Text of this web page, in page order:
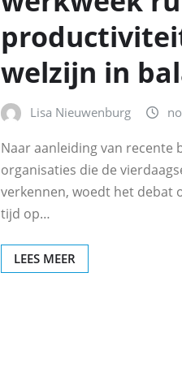
welzijn in
Lisa Nieuwenburg
Naar aanleiding van recente
organisaties die de
verkennen, woedt het debat
tijd op…
LEES MEER